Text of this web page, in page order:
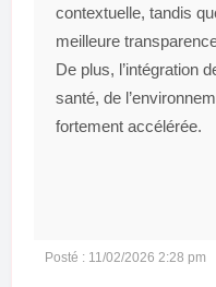
contextuelle, tandis
meilleure
De plus, l’intégration
santé, de
fortement accélérée.
Posté : 11/02/2026 2:28 pm